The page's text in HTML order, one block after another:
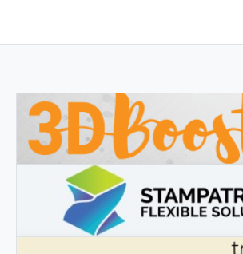
3DBOOSTER
3DBooster - Innovative Produkte für den 3D-Druck